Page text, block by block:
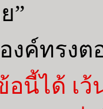
”
งค์ทรง
นี้ได้ เ